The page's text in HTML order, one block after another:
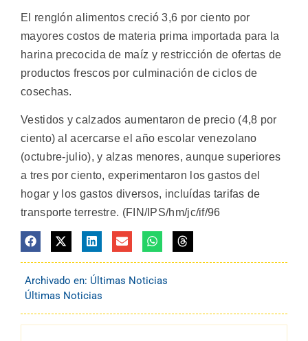
El renglón alimentos creció 3,6 por ciento por
mayores costos de materia prima importada para la
harina precocida de maíz y restricción de ofertas de
productos frescos por culminación de ciclos de
cosechas.
Vestidos y calzados aumentaron de precio (4,8 por
ciento) al acercarse el año escolar venezolano
(octubre-julio), y alzas menores, aunque superiores
a tres por ciento, experimentaron los gastos del
hogar y los gastos diversos, incluídas tarifas de
transporte terrestre. (FIN/IPS/hm/jc/if/96
Archivado en: Últimas Noticias
Últimas Noticias